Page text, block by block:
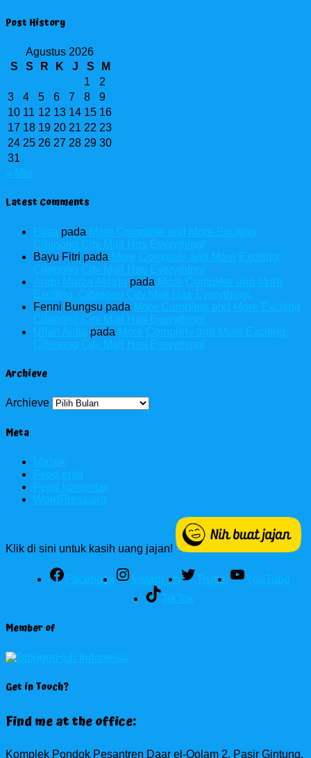
Post History
Agustus 2026
S
S R K J S
M
1
2
3
4 5 6 7 8
9
10 11 12 13 14 15 16
17 18 19 20 21 22 23
24 25 26 27 28 29 30
31
« Mei
Latest Comments
Elisa pada More Complete and More Exciting,
Cibinong City Mall Has Everything!
Bayu Fitri pada More Complete and More Exciting,
Cibinong City Mall Has Everything!
Andri Marza Akhda pada More Complete and More
Exciting, Cibinong City Mall Has Everything!
Fenni Bungsu pada More Complete and More Exciting,
Cibinong City Mall Has Everything!
Ulfah Aulia pada More Complete and More Exciting,
Cibinong City Mall Has Everything!
Archieve
Archieve
Meta
Masuk
Feed entri
Feed komentar
WordPress.org
Klik di sini untuk kasih uang jajan!
Facebook Instagram Twitter
YouTube
TikTok
Member of
Get in Touch?
Find me at the office:
Komplek Pondok Pesantren Daar el-Qolam 2, Pasir Gintung,